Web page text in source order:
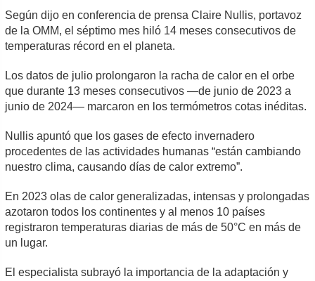
Según dijo en conferencia de prensa Claire Nullis, portavoz
de la OMM, el séptimo mes hiló 14 meses consecutivos de
temperaturas récord en el planeta.
Los datos de julio prolongaron la racha de calor en el orbe
que durante 13 meses consecutivos —de junio de 2023 a
junio de 2024— marcaron en los termómetros cotas inéditas.
Nullis apuntó que los gases de efecto invernadero
procedentes de las actividades humanas “están cambiando
nuestro clima, causando días de calor extremo”.
En 2023 olas de calor generalizadas, intensas y prolongadas
azotaron todos los continentes y al menos 10 países
registraron temperaturas diarias de más de 50°C en más de
un lugar.
El especialista subrayó la importancia de la adaptación y